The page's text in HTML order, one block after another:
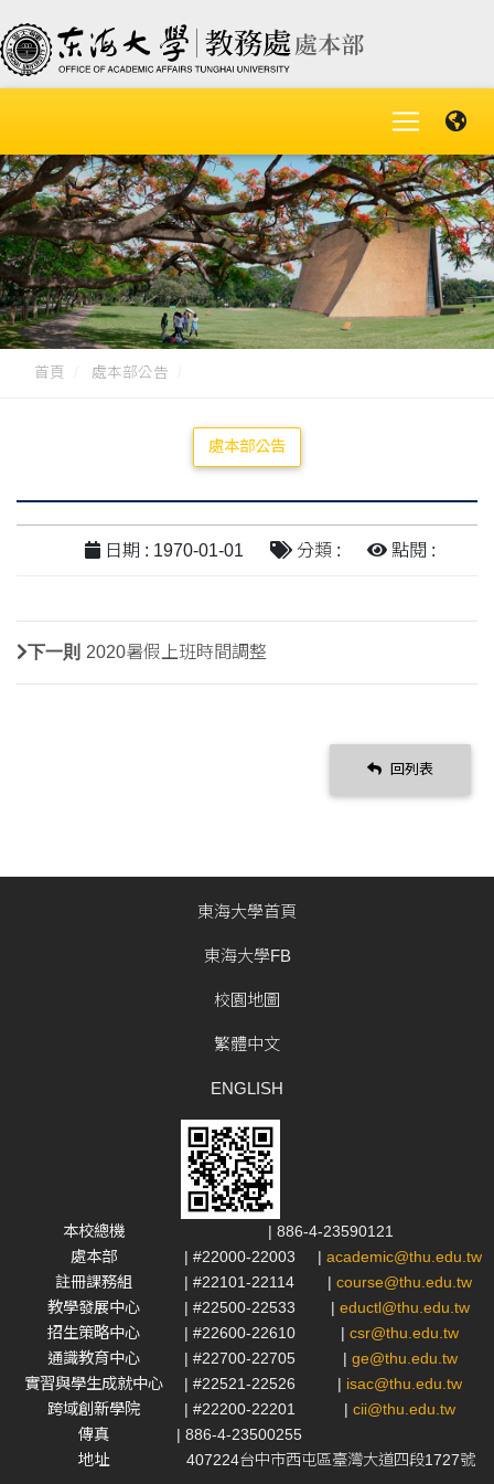
首頁 處本部公告
處本部公告
日期 : 1970-01-01 分類 : 點閱 :
下一則 2020暑假上班時間調整
回列表
東海大學首頁
東海大學FB
校園地圖
繁體中文
ENGLISH
本校總機
| 886-4-23590121
處本部
| #22000-22003 | academic@thu.edu.tw
註冊課務組
| #22101-22114 | course@thu.edu.tw
教學發展中心
| #22500-22533 | eductl@thu.edu.tw
招生策略中心
| #22600-22610 | csr@thu.edu.tw
通識教育中心
| #22700-22705 | ge@thu.edu.tw
實習與學生成就中心
| #22521-22526 | isac@thu.edu.tw
跨域創新學院
| #22200-22201 | cii@thu.edu.tw
傳真
| 886-4-23500255
地址
407224台中市西屯區臺灣大道四段1727號